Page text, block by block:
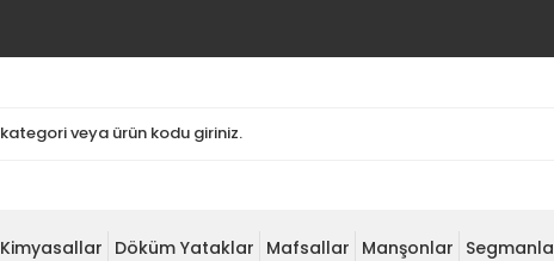
Kimyasallar Döküm Yataklar Mafsallar Manşonlar